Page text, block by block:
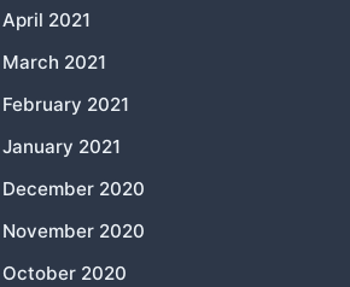
April 2021
March 2021
February 2021
January 2021
December 2020
November 2020
October 2020